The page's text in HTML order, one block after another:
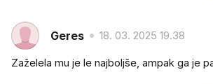
Geres 18. 03. 2025 19.38
Zaželela mu je le najboljše, ampak ga je